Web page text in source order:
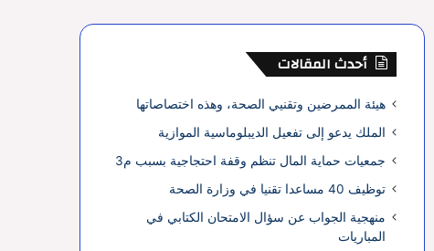
أحدث المقالات
هيئة الممرضين وتقنيي الصحة، وهذه اختصاصاتها
الملك يدعو إلى تفعيل الديبلوماسية الموازية
جمعيات حماية المال تنظم وقفة احتجاجية بسبب م3
توظيف 40 مساعدا تقنيا في وزارة الصحة
منهجية الجواب عن سؤال الامتحان الكتابي في
المباريات